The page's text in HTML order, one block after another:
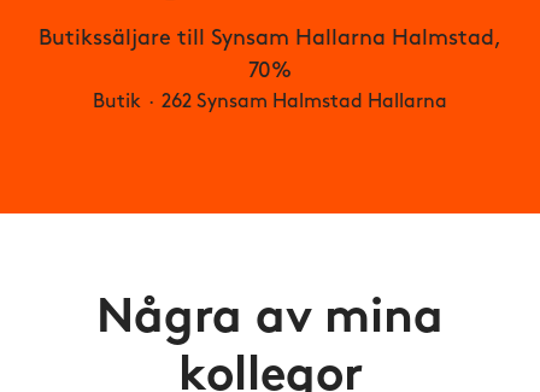
Butikssäljare till Synsam Hallarna Halmstad,
70%
Butik · 262 Synsam Halmstad Hallarna
Några av mina
kollegor